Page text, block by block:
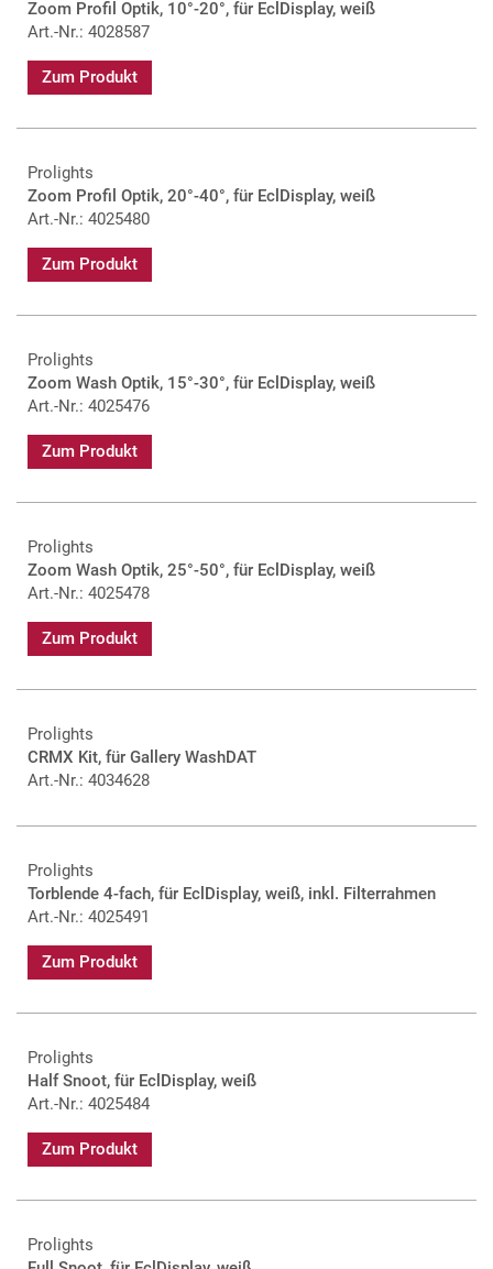
Zoom Profil Optik, 10°-20°, für EclDisplay, weiß
Art.-Nr.: 4028587
Zum Produkt
Prolights
Zoom Profil Optik, 20°-40°, für EclDisplay, weiß
Art.-Nr.: 4025480
Zum Produkt
Prolights
Zoom Wash Optik, 15°-30°, für EclDisplay, weiß
Art.-Nr.: 4025476
Zum Produkt
Prolights
Zoom Wash Optik, 25°-50°, für EclDisplay, weiß
Art.-Nr.: 4025478
Zum Produkt
Prolights
CRMX Kit, für Gallery WashDAT
Art.-Nr.: 4034628
Prolights
Torblende 4-fach, für EclDisplay, weiß, inkl. Filterrahmen
Art.-Nr.: 4025491
Zum Produkt
Prolights
Half Snoot, für EclDisplay, weiß
Art.-Nr.: 4025484
Zum Produkt
Prolights